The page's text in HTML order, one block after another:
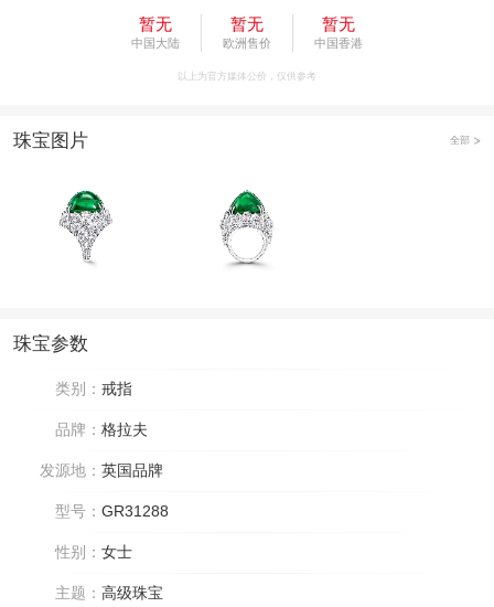
暂无
中国大陆
暂无
欧洲售价
暂无
中国香港
以上为官方媒体公价，仅供参考
珠宝图片 全部
珠宝参数
类别： 戒指
品牌： 格拉夫
发源地： 英国品牌
型号： GR31288
性别： 女士
主题： 高级珠宝